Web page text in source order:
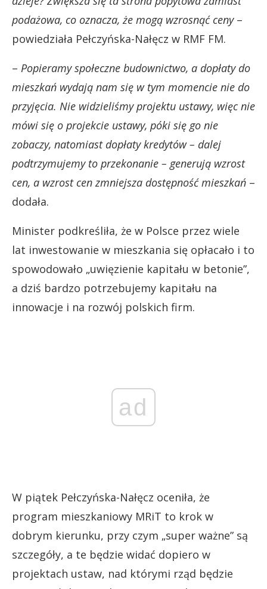
podażowa, co oznacza, że mogą wzrosnąć ceny–
powiedziała Pełczyńska-Nałęcz w RMF FM.
– Popieramy społeczne budownictwo, a dopłaty do
mieszkań wydają nam się w tym momencie nie do
przyjęcia. Nie widzieliśmy projektu ustawy, więc nie
mówi się o projekcie ustawy, póki się go nie
zobaczy, natomiast dopłaty kredytów – dalej
podtrzymujemy to przekonanie – generują wzrost
cen, a wzrost cen zmniejsza dostępność mieszkań –
dodała.
Minister podkreśliła, że w Polsce przez wiele
lat inwestowanie w mieszkania się opłacało i to
spowodowało „uwięzienie kapitału w betonie”,
a dziś bardzo potrzebujemy kapitału na
innowacje i na rozwój polskich firm.
ad
W piątek Pełczyńska-Nałęcz oceniła, że
program mieszkaniowy MRiT to krok w
dobrym kierunku, przy czym „super ważne” są
szczegóły, a te będzie widać dopiero w
projektach ustaw, nad którymi rząd będzie